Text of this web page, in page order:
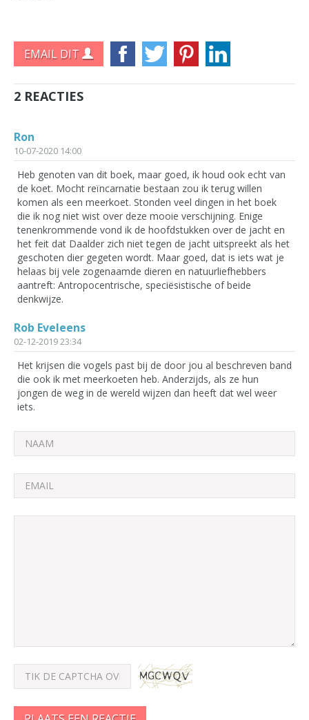
EMAIL DIT
2 REACTIES
Ron
10-07-2020 14:00
Heb genoten van dit boek, maar goed, ik houd ook echt van
de koet. Mocht reïncarnatie bestaan zou ik terug willen
komen als een meerkoet. Stonden veel dingen in het boek
die ik nog niet wist over deze mooie verschijning. Enige
tenenkrommende vond ik de hoofdstukken over de jacht en
het feit dat Daalder zich niet tegen de jacht uitspreekt als het
geschoten dier gegeten wordt. Maar goed, dat is iets wat je
helaas bij vele zogenaamde dieren en natuurliefhebbers
aantreft: Antropocentrische, speciësistische of beide
denkwijze.
Rob Eveleens
02-12-2019 23:34
Het krijsen die vogels past bij de door jou al beschreven band
die ook ik met meerkoeten heb. Anderzijds, als ze hun
jongen de weg in de wereld wijzen dan heeft dat wel weer
iets.